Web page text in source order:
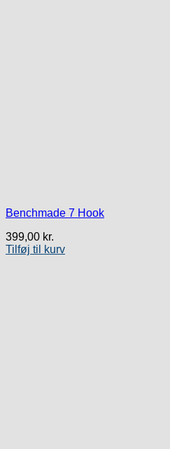
Benchmade 7 Hook
399,00 kr.
Tilføj til kurv